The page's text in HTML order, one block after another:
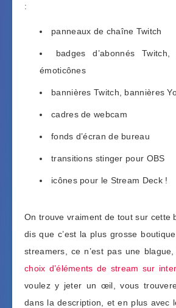
:
panneaux de chaîne Twitch
badges d’abonnés
émoticônes
bannières Twitch, bannières
cadres de webcam
fonds d’écran de bureau
transitions stinger pour OBS
icônes pour le Stream Deck !
On trouve vraiment de tout sur cette
dis que c’est la plus grosse
streamers, ce n’est pas une blague,
choix d’éléments de stream sur
voulez y jeter un œil, vous
dans la description, et en plus avec